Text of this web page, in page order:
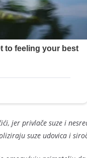
jer privlače suze i
suze udovica i